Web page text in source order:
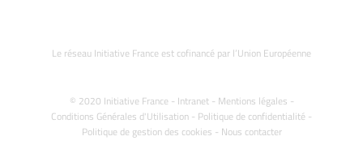
Le réseau Initiative France est cofinancé par l’Union Européenne
© 2020 Initiative France - Intranet- Mentions légales -
Conditions Générales d'Utilisation - Politique de confidentialité -
Politique de gestion des cookies - Nous contacter